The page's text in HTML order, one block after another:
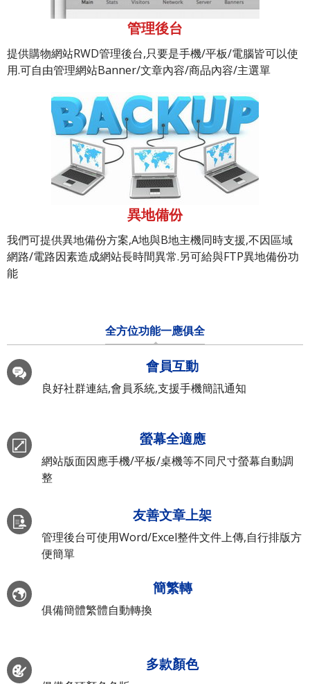
管理後台
提供購物網站RWD管理後台,只要是手機/平板/電腦皆可以使
用.可自由管理網站Banner/文章內容/商品內容/主選單
異地備份
我們可提供異地備份方案,A地與B地主機同時支援,不因區域
網路/電路因素造成網站長時間異常.另可給與FTP異地備份功
能
全方位功能一應俱全
會員互動
良好社群連結,會員系統,支援手機簡訊通知
螢幕全適應
網站版面因應手機/平板/桌機等不同尺寸螢幕自動調
整
友善文章上架
管理後台可使用Word/Excel整件文件上傳,自行排版方
便簡單
簡繁轉
俱備簡體繁體自動轉換
多款顏色